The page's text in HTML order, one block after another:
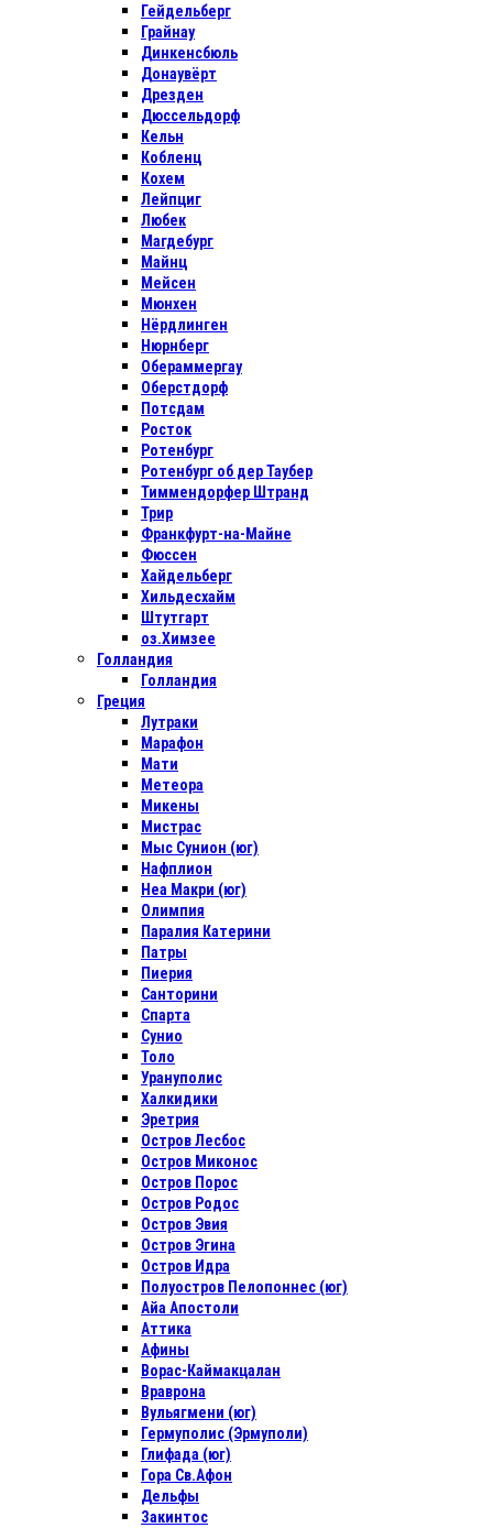
Гейдельберг
Грайнау
Динкенсбюль
Донаувёрт
Дрезден
Дюссельдорф
Кельн
Кобленц
Кохем
Лейпциг
Любек
Магдебург
Майнц
Мейсен
Мюнхен
Нёрдлинген
Нюрнберг
Обераммергау
Оберстдорф
Потсдам
Росток
Ротенбург
Ротенбург об дер Таубер
Тиммендорфер Штранд
Трир
Франкфурт-на-Майне
Фюссен
Хайдельберг
Хильдесхайм
Штутгарт
оз.Химзее
Голландия
Голландия
Греция
Лутраки
Марафон
Мати
Метеора
Микены
Мистрас
Мыс Сунион (юг)
Нафплион
Неа Макри (юг)
Олимпия
Паралия Катерини
Патры
Пиерия
Санторини
Спарта
Сунио
Толо
Урануполис
Халкидики
Эретрия
Остров Лесбос
Остров Миконос
Остров Порос
Остров Родос
Остров Эвия
Остров Эгина
Остров Идра
Полуостров Пелопоннес (юг)
Айа Апостоли
Аттика
Афины
Ворас-Каймакцалан
Враврона
Вульягмени (юг)
Гермуполис (Эрмуполи)
Глифада (юг)
Гора Св.Афон
Дельфы
Закинтос